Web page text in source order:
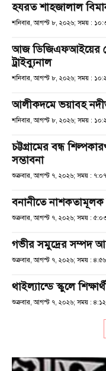
হযরত শাহজালাল
শনিবার, আগস্ট ৮, ২০২৬; সময় :
আজ ডিজিএফআইয়ের
ট্রাইব্যুনাল
শনিবার, আগস্ট ৮, ২০২৬; সময় :
আলীকদমে ভয়াবহ
শনিবার, আগস্ট ৮, ২০২৬; সময় :
চট্টগ্রামের বন্ধ
সম্ভাবনা
শুক্রবার, আগস্ট ৭, ২০২৬; সময় :
বনানীতে
শুক্রবার, আগস্ট ৭, ২০২৬; সময় :
গভীর সমুদ্রের সম্পদ
শুক্রবার, আগস্ট ৭, ২০২৬; সময় : ৪:৫৬
থাইল্যান্ডে স্কুলে
শুক্রবার, আগস্ট ৭, ২০২৬; সময় : ৪:১২